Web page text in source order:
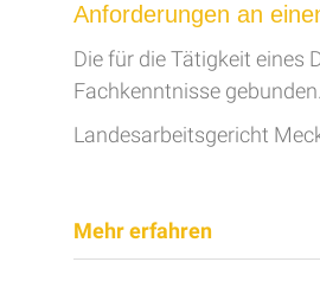
Anforderungen an
Die für die Tätigkeit eines
Fachkenntnisse gebunden.
Landesarbeitsgericht
Mehr erfahren